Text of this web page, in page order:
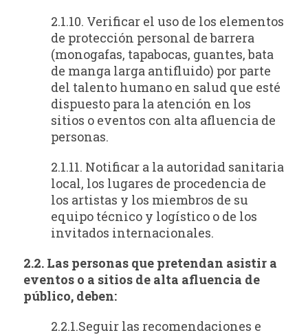
2.1.10. Verificar el uso de los elementos
de protección personal de barrera
(monogafas, tapabocas, guantes, bata
de manga larga antifluido) por parte
del talento humano en salud que esté
dispuesto para la atención en los
sitios o eventos con alta afluencia de
personas.
2.1.11. Notificar a la autoridad sanitaria
local, los lugares de procedencia de
los artistas y los miembros de su
equipo técnico y logístico o de los
invitados internacionales.
2.2. Las personas que pretendan asistir a
eventos o a sitios de alta afluencia de
público, deben:
2.2.1.Seguir las recomendaciones e